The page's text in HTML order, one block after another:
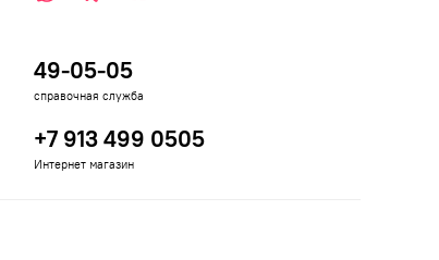
49-05-05
справочная служба
+7 913 499 0505
Интернет магазин